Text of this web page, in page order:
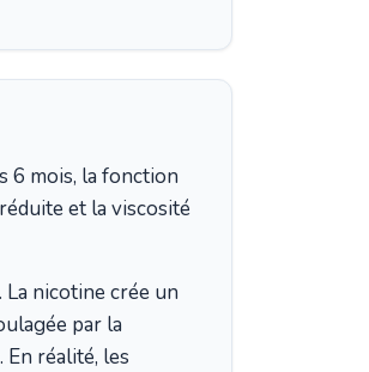
6 mois, la fonction
et la viscosité
nicotine crée un
par la
réalité, les